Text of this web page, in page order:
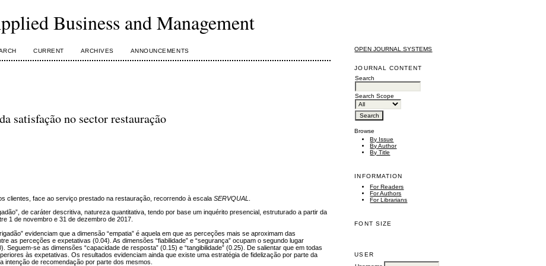
Business and Management
OPEN JOURNAL SYSTEMS
JOURNAL CONTENT
Search
Search Scope
Browse
By Issue
By Author
By Title
INFORMATION
For Readers
For Authors
For Librarians
FONT SIZE
USER
CURRENT ARCHIVES ANNOUNCEMENTS
satisfação no sector restauração
clientes, face ao serviço prestado na restauração, recorrendo à escalaSERVQUAL
de caráter descritiva, natureza quantitativa, tendo por base um inquérito presencial, estruturado a partir da
1 de novembro e 31 de dezembro de 2017.
evidenciam que a dimensão “empatia” é aquela em que as perceções mais se aproximam das
as perceções e expetativas (0.04). As dimensões “fiabilidade” e “segurança” ocupam o segundo lugar
se as dimensões “capacidade de resposta” (0.15) e “tangibilidade” (0.25). De salientar que em todas
às expetativas. Os resultados evidenciam ainda que existe uma estratégia de fidelização por parte da
intenção de recomendação por parte dos mesmos.